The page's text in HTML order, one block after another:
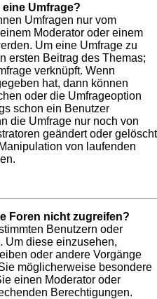
Umfrage?
Umfragen nur vom
Moderator oder einem
Um eine Umfrage zu
ersten Beitrag des Themas;
verknüpft. Wenn
hat, dann können
oder die Umfrageoption
schon ein Benutzer
die Umfrage nur noch von
geändert oder gelöscht
von laufenden
Foren nicht zugreifen?
Benutzern oder
Um diese einzusehen,
oder andere Vorgänge
möglicherweise besondere
einen Moderator oder
Berechtigungen.